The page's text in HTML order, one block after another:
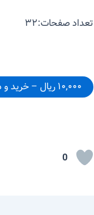
تعداد صفحات:۳۲
۱۰,۰۰۰ ریال – خرید و دانلود
0